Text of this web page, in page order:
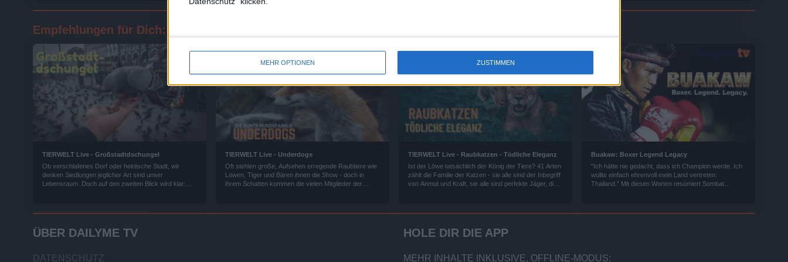
MEHR OPTIONEN ZUSTIMMEN
Empfehlungen für Dich:
TIERWELT Live - Großstadtdschungel
Ob verschlafenes Dorf oder hektische Stadt, wir
denken Siedlungen jeglicher Art sind unser
Lebensraum. Doch auf den zweiten Blick wird klar:
TIERWELT Live - Underdogs
Oft stehlen große, Aufsehen erregende Raubtiere wie
Löwen, Tiger und Bären ihnen die Show - doch in
ihrem Schatten kommen die vielen Mitglieder der
TIERWELT Live - Raubkatzen - Tödliche Eleganz
Ist der Löwe tatsächlich der König der Tiere? 41 Arten
zählt die Familie der Katzen - sie alle sind der Inbegriff
von Anmut und Kraft, sie alle sind perfekte Jäger, die
Buakaw: Boxer Legend Legacy
"Ich hätte nie gedacht, dass ich Champion werde. Ich
wollte einfach ehrenvoll mein Land vertreten:
Thailand." Mit diesen Worten resümiert Sombat
begann als einer von vielen - heute ist er der
ÜBER DAILYME TV
DATENSCHUTZ
HOLE DIR DIE APP
MEHR INHALTE INKLUSIVE, OFFLINE-MODUS: